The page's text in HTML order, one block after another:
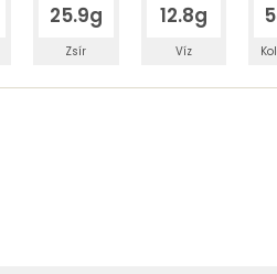
25.9g
Zsír
12.8g
Víz